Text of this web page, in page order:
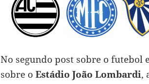
No segundo post sobre o futebol
sobre o Estádio João Lombardi,